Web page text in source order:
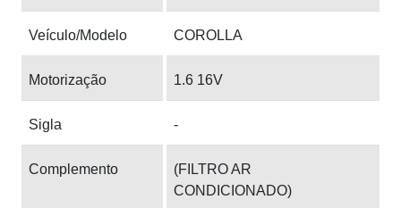
Veículo/Modelo COROLLA
Motorização 1.6 16V
Sigla -
Complemento
(FILTRO AR
CONDICIONADO)